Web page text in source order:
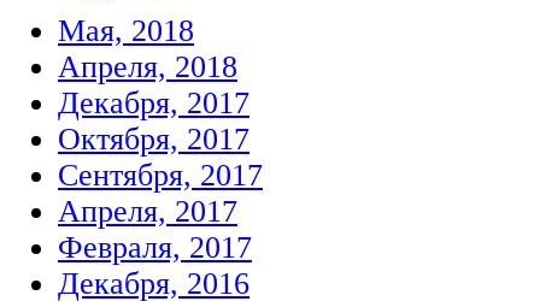
Мая, 2018
Апреля, 2018
Декабря, 2017
Октября, 2017
Сентября, 2017
Апреля, 2017
Февраля, 2017
Декабря, 2016